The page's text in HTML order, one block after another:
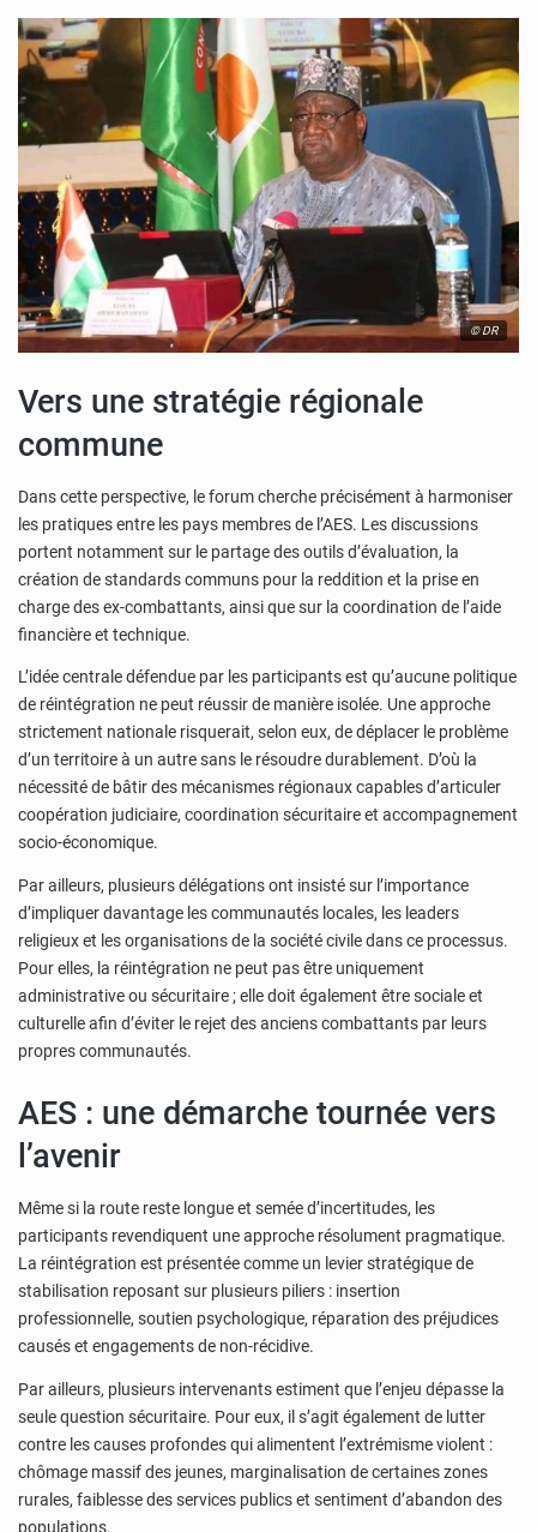
© DR
Vers une stratégie régionale
commune
Dans cette perspective, le forum cherche précisément à harmoniser
les pratiques entre les pays membres de l’AES. Les discussions
portent notamment sur le partage des outils d’évaluation, la
création de standards communs pour la reddition et la prise en
charge des ex-combattants, ainsi que sur la coordination de l’aide
financière et technique.
L’idée centrale défendue par les participants est qu’aucune politique
de réintégration ne peut réussir de manière isolée. Une approche
strictement nationale risquerait, selon eux, de déplacer le problème
d’un territoire à un autre sans le résoudre durablement. D’où la
nécessité de bâtir des mécanismes régionaux capables d’articuler
coopération judiciaire, coordination sécuritaire et accompagnement
socio-économique.
Par ailleurs, plusieurs délégations ont insisté sur l’importance
d’impliquer davantage les communautés locales, les leaders
religieux et les organisations de la société civile dans ce processus.
Pour elles, la réintégration ne peut pas être uniquement
administrative ou sécuritaire ; elle doit également être sociale et
culturelle afin d’éviter le rejet des anciens combattants par leurs
propres communautés.
AES : une démarche tournée vers
l’avenir
Même si la route reste longue et semée d’incertitudes, les
participants revendiquent une approche résolument pragmatique.
La réintégration est présentée comme un levier stratégique de
stabilisation reposant sur plusieurs piliers : insertion
professionnelle, soutien psychologique, réparation des préjudices
causés et engagements de non-récidive.
Par ailleurs, plusieurs intervenants estiment que l’enjeu dépasse la
seule question sécuritaire. Pour eux, il s’agit également de lutter
contre les causes profondes qui alimentent l’extrémisme violent :
chômage massif des jeunes, marginalisation de certaines zones
rurales, faiblesse des services publics et sentiment d’abandon des
populations.